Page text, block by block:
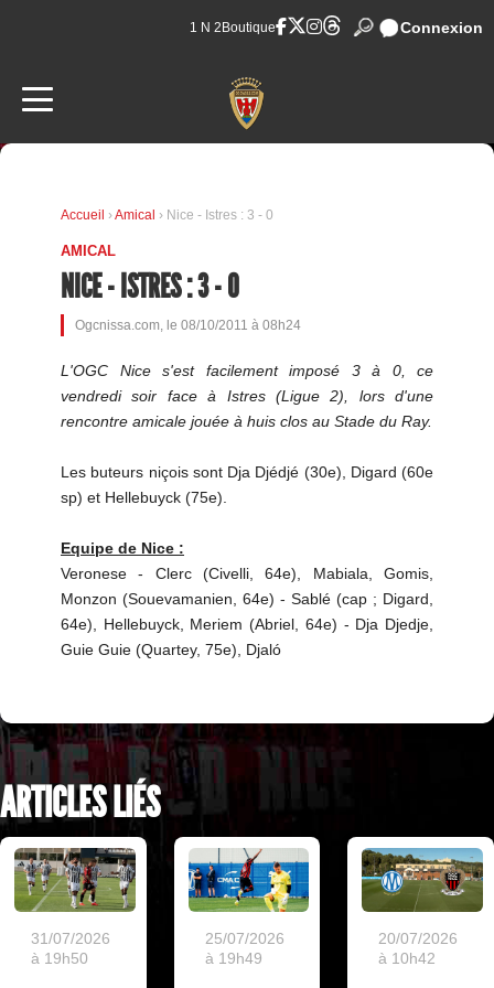
1 N 2 Boutique Connexion
Accueil ›Amical › Nice - Istres : 3 - 0
AMICAL
NICE - ISTRES : 3 - 0
Ogcnissa.com, le 08/10/2011 à 08h24
L'OGC Nice s'est facilement imposé 3 à 0, ce
vendredi soir face à Istres (Ligue 2), lors d'une
rencontre amicale jouée à huis clos au Stade du Ray.
Les buteurs niçois sont Dja Djédjé (30e), Digard (60e
sp) et Hellebuyck (75e).
Equipe de Nice :
Veronese - Clerc (Civelli, 64e), Mabiala, Gomis,
Monzon (Souevamanien, 64e) - Sablé (cap ; Digard,
64e), Hellebuyck, Meriem (Abriel, 64e) - Dja Djedje,
Guie Guie (Quartey, 75e), Djaló
ARTICLES LIÉS
31/07/2026
à 19h50
25/07/2026
à 19h49
20/07/2026
à 10h42